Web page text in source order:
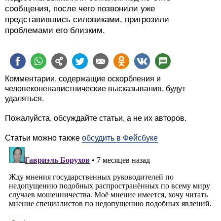
сообщения, после чего позвонили уже
представившись силовиками, пригрозили
проблемами его близким.
Комментарии, содержащие оскорбления и
человеконенавистнические высказывания, будут
удаляться.
Пожалуйста, обсуждайте статьи, а не их авторов.
Статьи можно также обсудить в Фейсбуке